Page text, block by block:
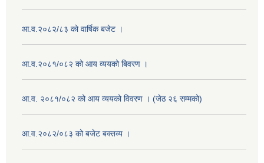
आ.व.२०८२/८३ को वार्षिक बजेट ।
आ.व.२०८१/०८२ को आय व्ययको बिवरण ।
आ.व. २०८१/०८२ को आय व्ययको विवरण । (जेठ २६ सम्मको)
आ.व.२०८२/०८३ को बजेट बक्तव्य ।